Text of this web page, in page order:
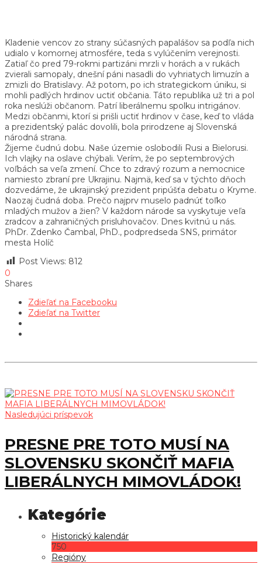
Kladenie vencov zo strany súčasných papalášov sa podľa nich
udialo v komornej atmosfére, teda s vylúčením verejnosti.
Zatiaľ čo pred 79-rokmi partizáni mrzli v horách a v rukách
zvierali samopaly, dnešní páni nasadli do vyhriatych limuzín a
zmizli do Bratislavy. Až potom, po ich strategickom úniku, si
mohli padlých hrdinov uctiť občania. Táto republika už tri a pol
roka neslúži občanom. Patrí liberálnemu spolku intrigánov.
Medzi občanmi, ktorí si prišli uctiť hrdinov v čase, keď to vláda
a prezidentský palác dovolili, bola prirodzene aj Slovenská
národná strana.
Žijeme čudnú dobu. Naše územie oslobodili Rusi a Bielorusi.
Ich vlajky na oslave chýbali. Verím, že po septembrových
voľbách sa veľa zmení. Chce to zdravý rozum a nemocnice
namiesto zbraní pre Ukrajinu. Najmä, keď sa v týchto dňoch
dozvedáme, že ukrajinský prezident pripúšťa debatu o Kryme.
Naozaj čudná doba. Prečo najprv muselo padnúť toľko
mladých mužov a žien? V každom národe sa vyskytuje veľa
zradcov a zahraničných prisluhovačov. Dnes kvitnú u nás.
PhDr. Zdenko Čambal, PhD., podpredseda SNS, primátor
mesta Holíč
Post Views: 812
0
Shares
Zdieľať na Facebooku
Zdieľať na Twitter
Nasledujúci príspevok
PRESNE PRE TOTO MUSÍ NA
SLOVENSKU SKONČIŤ MAFIA
LIBERÁLNYCH MIMOVLÁDOK!
Historický kalendár
750
Regióny